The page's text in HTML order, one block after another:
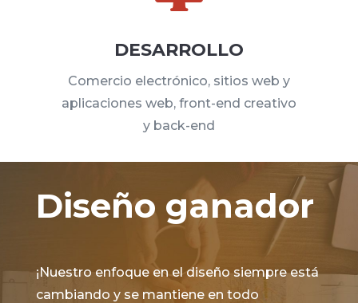
DESARROLLO
Comercio electrónico, sitios web y
aplicaciones web, front-end creativo
y back-end
Diseño ganador
¡Nuestro enfoque en el diseño siempre está
cambiando y se mantiene en todo